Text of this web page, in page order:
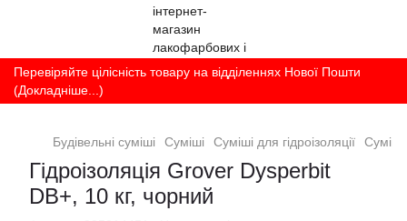
Перевіряйте цілісність товару на відділеннях Нової Пошти
(Докладніше...)
Будівельні суміші Суміші Суміші для гідроізоляції Суміші
Гідроізоляція Grover Dysperbit
DB+, 10 кг, чорний